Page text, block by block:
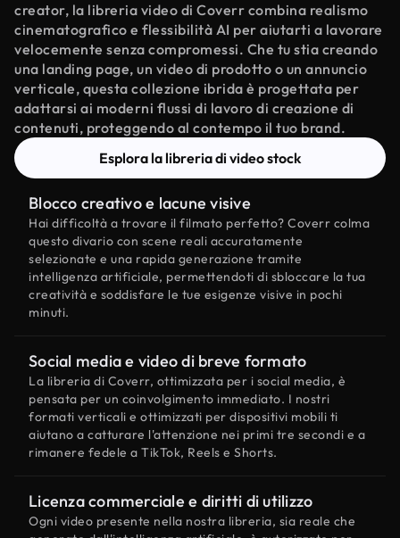
creator, la libreria video di Coverr combina realismo
cinematografico e flessibilità AI per aiutarti a lavorare
velocemente senza compromessi. Che tu stia creando
una landing page, un video di prodotto o un annuncio
verticale, questa collezione ibrida è progettata per
adattarsi ai moderni flussi di lavoro di creazione di
contenuti, proteggendo al contempo il tuo brand.
Esplora la libreria di video stock
Blocco creativo e lacune visive
Hai difficoltà a trovare il filmato perfetto? Coverr colma
questo divario con scene reali accuratamente
selezionate e una rapida generazione tramite
intelligenza artificiale, permettendoti di sbloccare la tua
creatività e soddisfare le tue esigenze visive in pochi
minuti.
Social media e video di breve formato
La libreria di Coverr, ottimizzata per i social media, è
pensata per un coinvolgimento immediato. I nostri
formati verticali e ottimizzati per dispositivi mobili ti
aiutano a catturare l'attenzione nei primi tre secondi e a
rimanere fedele a TikTok, Reels e Shorts.
Licenza commerciale e diritti di utilizzo
Ogni video presente nella nostra libreria, sia reale che